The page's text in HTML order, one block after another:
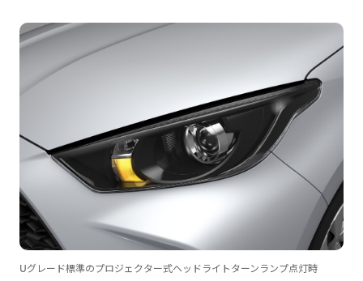
Uグレード標準のプロジェクター式ヘッドライトターンランプ点灯時